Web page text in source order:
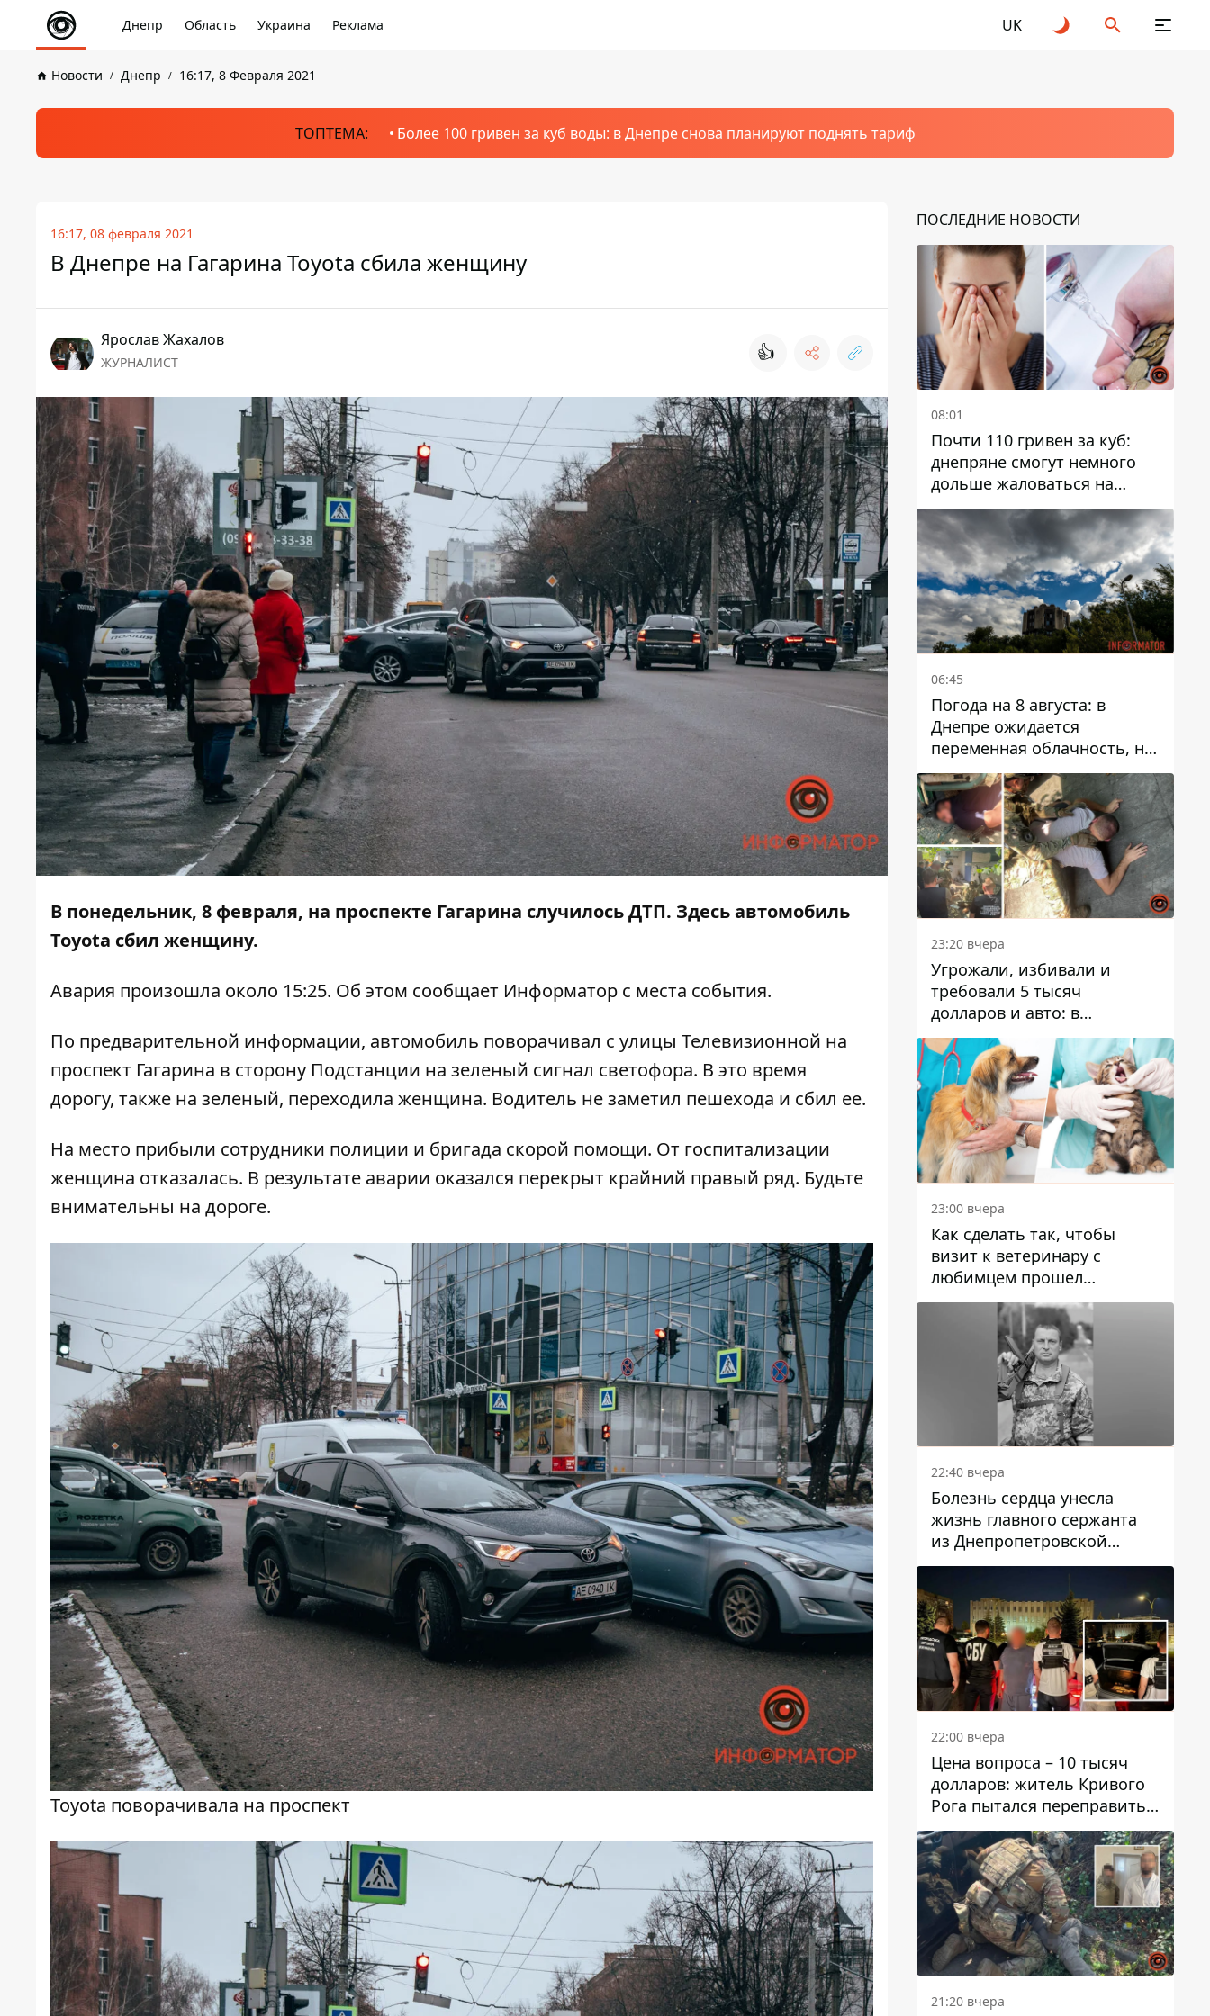
Днепр Область Украина Реклама UK
Новости Днепр 16:17, 8 Февраля 2021
ТОПТЕМА: Более 100 гривен за куб воды: в Днепре снова планируют поднять тариф
16:17, 08 февраля 2021
В Днепре на Гагарина Toyota сбила женщину
Ярослав Жахалов
ЖУРНАЛИСТ 👍
В понедельник, 8 февраля, на проспекте Гагарина случилось ДТП. Здесь автомобиль
Toyota сбил женщину.
Авария произошла около 15:25. Об этом сообщает Информатор с места события.
По предварительной информации, автомобиль поворачивал с улицы Телевизионной на
проспект Гагарина в сторону Подстанции на зеленый сигнал светофора. В это время
дорогу, также на зеленый, переходила женщина. Водитель не заметил пешехода и сбил ее.
На место прибыли сотрудники полиции и бригада скорой помощи. От госпитализации
женщина отказалась. В результате аварии оказался перекрыт крайний правый ряд. Будьте
внимательны на дороге.
Toyota поворачивала на проспект
ПОСЛЕДНИЕ НОВОСТИ
08:01
Почти 110 гривен за куб:
днепряне смогут немного
дольше жаловаться на
запланированные тарифы
на воду на 2027 год
06:45
Погода на 8 августа: в
Днепре ожидается
переменная облачность, но
может пойти дождь
23:20 вчера
Угрожали, избивали и
требовали 5 тысяч
долларов и авто: в
Павлограде задержали двух
мужчин
23:00 вчера
Как сделать так, чтобы
визит к ветеринару с
любимцем прошел
спокойно: простые советы
22:40 вчера
Болезнь сердца унесла
жизнь главного сержанта
из Днепропетровской
области Юрия Свистуна
22:00 вчера
Цена вопроса – 10 тысяч
долларов: житель Кривого
Рога пытался переправить
мужчину в Словакию
21:20 вчера